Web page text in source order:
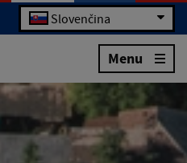
Slovenčina
Menu